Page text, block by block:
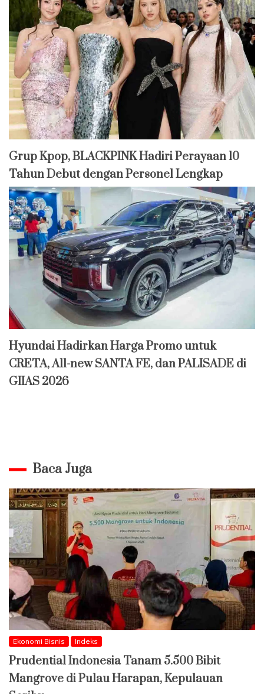
Grup Kpop, BLACKPINK Hadiri Perayaan 10
Tahun Debut dengan Personel Lengkap
Hyundai Hadirkan Harga Promo untuk
CRETA, All-new SANTA FE, dan PALISADE di
GIIAS 2026
Baca Juga
Ekonomi Bisnis Indeks
Prudential Indonesia Tanam 5.500 Bibit
Mangrove di Pulau Harapan, Kepulauan